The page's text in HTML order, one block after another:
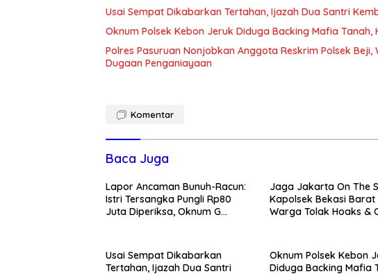
Usai Sempat Dikabarkan Tertahan, Ijazah Dua Santri
Oknum Polsek Kebon Jeruk Diduga Backing Mafia
Polres Pasuruan Nonjobkan Anggota Reskrim Polsek
Dugaan Penganiayaan
Komentar
Baca Juga
Lapor Ancaman Bunuh-Racun:
Istri Tersangka Pungli Rp80
Juta Diperiksa, Oknum G
Jaga Jakarta On The
Kapolsek Bekasi Barat
Warga Tolak Hoaks &
Usai Sempat Dikabarkan
Tertahan, Ijazah Dua Santri
Oknum Polsek Kebon
Diduga Backing Mafia